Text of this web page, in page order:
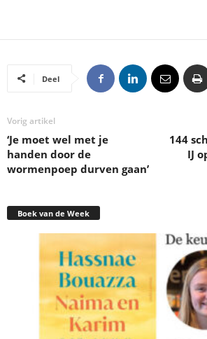
Deel
Vorig artikel
‘Je moet wel met je
handen door de
wormenpoep durven gaan’
144
IJ
Boek van de Week